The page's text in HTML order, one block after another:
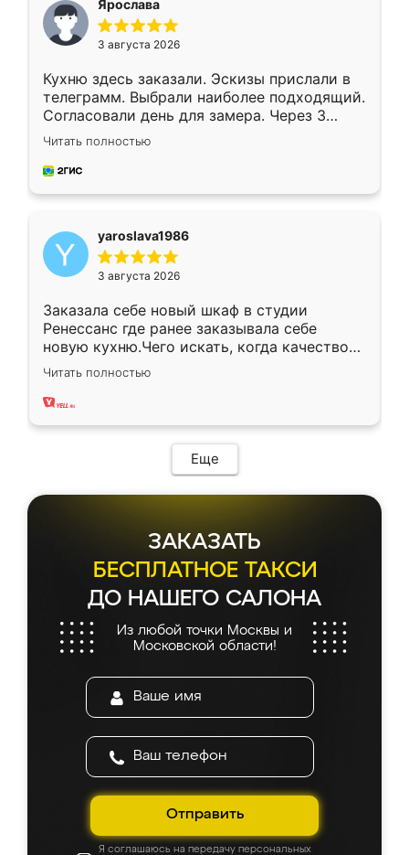
Ярослава
3 августа 2026
Кухню здесь заказали. Эскизы прислали в
телеграмм. Выбрали наиболее подходящий.
Согласовали день для замера. Через 3
недели кухня была уже готова. Остались
довольны работой. Спасибо Ренессанс
мебель за качественную работу!
Читать полностью
yaroslava1986
3 августа 2026
Заказала себе новый шкаф в студии
Ренессанс где ранее заказывала себе
новую кухню.Чего искать, когда качеством
вполне довольна. Служит кухня уже почти
два года, нареканий нет.
Читать полностью
Еще
ЗАКАЗАТЬ
БЕСПЛАТНОЕ ТАКСИ
ДО НАШЕГО САЛОНА
Из любой точки Москвы и
Московской области!
Отправить
Я соглашаюсь на передачу персональных